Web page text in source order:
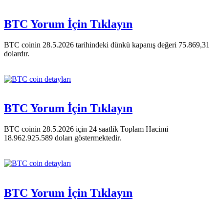
BTC Yorum İçin Tıklayın
BTC coinin 28.5.2026 tarihindeki dünkü kapanış değeri 75.869,31
dolardır.
BTC Yorum İçin Tıklayın
BTC coinin 28.5.2026 için 24 saatlik Toplam Hacimi
18.962.925.589 doları göstermektedir.
BTC Yorum İçin Tıklayın